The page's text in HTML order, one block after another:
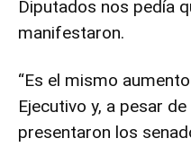
Diputados nos pedía
manifestaron.
“Es el mismo
Ejecutivo y, a pesar
presentaron los